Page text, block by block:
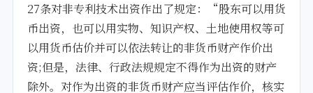
27条对非专利技术出资作出了规定：“股东可以用货
币出资，也可以用实物、知识产权、土地使用权等可
以用货币估价并可以依法转让的非货币财产作价出
资;但是，法律、行政法规规定不得作为出资的财产
除外。对作为出资的非货币财产应当评估作价，核实